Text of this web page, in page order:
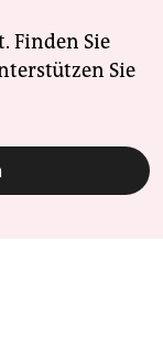
Finden Sie
Sie